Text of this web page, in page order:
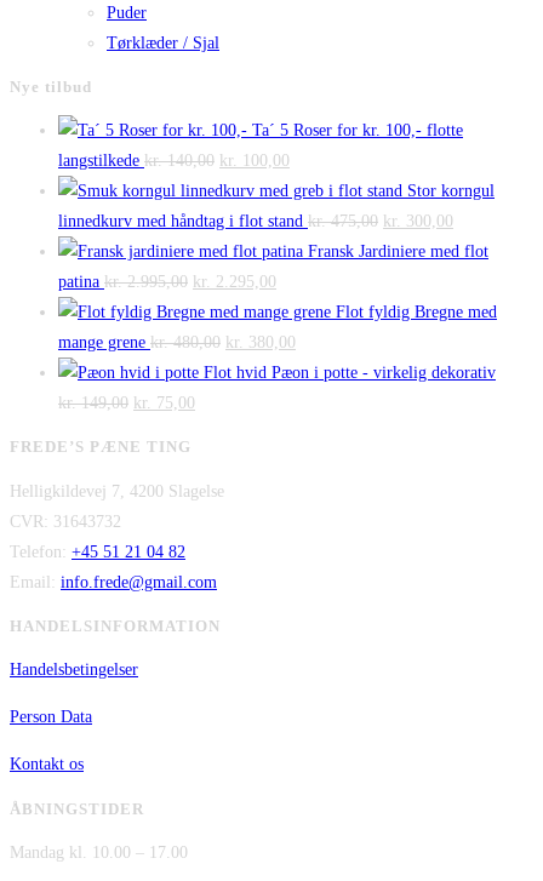
Puder
Tørklæder / Sjal
Nye tilbud
Ta´ 5 Roser for kr. 100,- flotte
langstilkede kr.140,00 Den
oprindelige
pris
var:
kr. 140,00.
kr. 100,00
aktuelle
pris
er:
Stor korngul
linnedkurv med håndtag i flot stand kr.475,00 Den
oprindelige
var:
kr. 300,00
aktuelle
er:
Fransk Jardiniere med flot
patina kr.2.995,00 Den
oprindelige
pris
var:
kr. 2.995,00.
kr. 2.295,00
aktuelle
pris
er:
Flot fyldig Bregne med
mange grene kr.480,00 Den
oprindelige
kr. 380,00
aktuelle
Flot hvid Pæon i potte - virkelig dekorativ
kr.149,00 Den
var:
kr. 75,00
er:
FREDE’S PÆNE TING
Helligkildevej 7, 4200 Slagelse
CVR: 31643732
Telefon: +45 51 21 04 82
Email: info.frede@gmail.com
HANDELSINFORMATION
Handelsbetingelser
Person Data
Kontakt os
ÅBNINGSTIDER
Mandag kl. 10.00 – 17.00